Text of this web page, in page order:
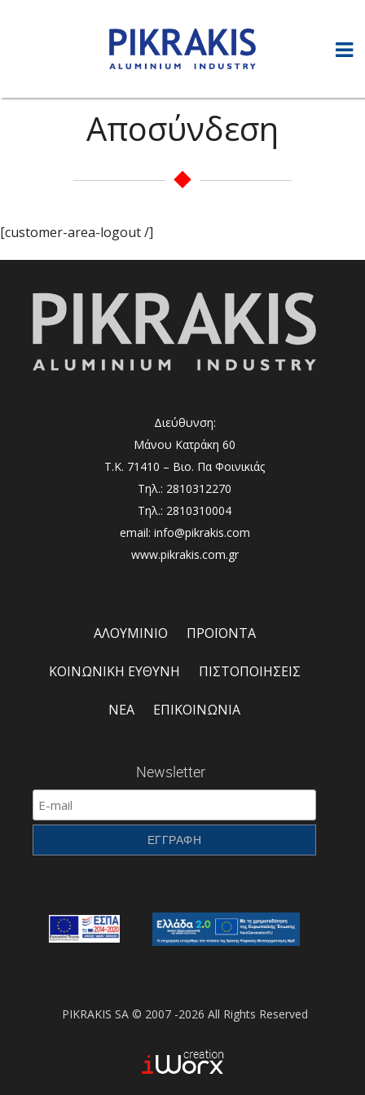
Αποσύνδεση
[customer-area-logout /]
Διεύθυνση:
Μάνου Κατράκη 60
Τ.Κ. 71410 – Βιο. Πα Φοινικιάς
Τηλ.: 2810312270
Τηλ.: 2810310004
email: info@pikrakis.com
www.pikrakis.com.gr
ΑΛΟΥΜΙΝΙΟ ΠΡΟΪΟΝΤΑ
ΚΟΙΝΩΝΙΚΗ ΕΥΘΥΝΗ ΠΙΣΤΟΠΟΙΗΣΕΙΣ
ΝΕΑ ΕΠΙΚΟΙΝΩΝΙΑ
Newsletter
PIKRAKIS SA © 2007 -2026 All Rights Reserved